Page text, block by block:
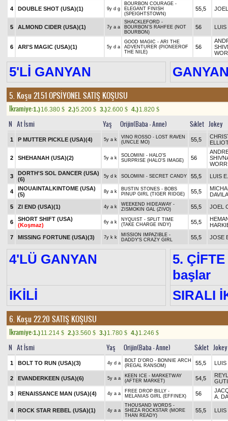
4 DOUBLE SHOT (USA)(1) 9y d g
BOURBON COURAGE -
ELEGANT FINISH
(SPEIGHTSTOWN)
55,5
5 ALMOND CIDER (USA)(1) 7y a a
SHACKLEFORD -
BOURBON'S RAHFEE (NOT
BOURBON)
56 LUIS
6 ARI'S MAGIC (USA)(1) 5y d a
GOOD MAGIC - ARI THE
ADVENTURER (PIONEEROF
THE NILE)
56
5'Lİ GANYAN
5. Koşu 21.51OPSİYONEL SATIŞ KOŞUSU
Ikramiye:1.)16.380 $ 2.)5.200 $ 3.)2.600 $ 4.)1.820 $
N At İsmi Yaş Orijin(Baba - Anne) Sıklet Jokey
1 P MUTTER PICKLE (USA)(4) 5y a k
VINO ROSSO - LOST RAVEN
(UNCLE MO)
55,5
2 SHEHANAH (USA)(2) 5y a k
SOLOMINI - HALO'S
SURPRISE (HALO'S IMAGE)
56
3
DORTH'S SOL DANCER (USA)
(6)
5y d k SOLOMINI - SECRET CANDY 55,5 LUIS
4
INOUAINTALKINTOME (USA)
(5)
8y a k
BUSTIN STONES - BOBS
PINUP GIRL (TIGER RIDGE)
55,5
5
ZI END (USA)(1) 4y a k
WEEKEND HIDEAWAY -
ZISMOKIN GAL (ZIVO)
55,5 JOEL
6
SHORT SHIFT (USA)
(Koşmaz)
6y a k
NYQUIST - SPLIT TIME
(TAKE CHARGE INDY)
55,5
7
MISSING FORTUNE (USA)(3) 7y k k
MISSION IMPAZIBLE -
DADDY'S CRAZY GIRL
55,5 JOSE
4'LÜ GANYAN
5.
başlar
İKİLİ
SIRALI
6. Koşu 22.20 SATIŞ KOŞUSU
Ikramiye:1.)11.214 $ 2.)3.560 $ 3.)1.780 $ 4.)1.246 $
N At İsmi Yaş Orijin(Baba - Anne) Sıklet Jokey
1 BOLT TO RUN (USA)(3) 4y d a
BOLT D'ORO - BONNIE ARCH
(REGAL RANSOM)
55,5 LUIS
2 EVANDERKEEN (USA)(6) 5y a a
KEEN ICE - MARKETWAY
(AFTER MARKET)
54,5
3
RENAISSANCE MAN (USA)(4) 4y a a
FREE DROP BILLY -
MELANIAS GIRL (EFFINEX)
56
A.
4 ROCK STAR REBEL (USA)(1) 4y a a
THOUSAND WORDS -
SHEZA ROCKSTAR (MORE
THAN READY)
55,5 LUIS